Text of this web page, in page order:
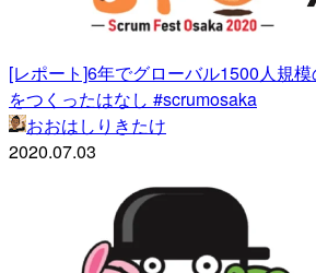
[レポート]6年でグローバル1500人規
をつくったはなし #scrumosaka
おおはしりきたけ
2020.07.03